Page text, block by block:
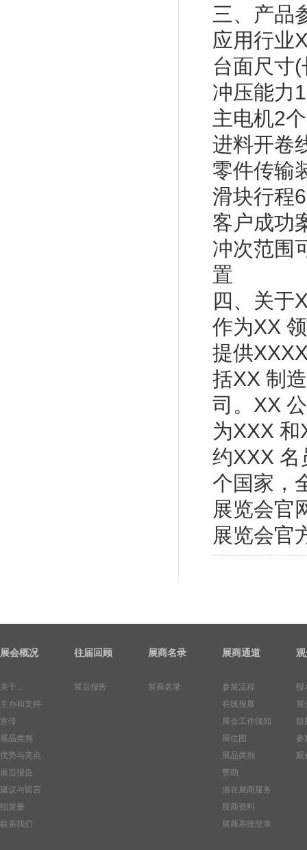
三、产品
应用行业
台面尺寸
冲压能力
主电机2
进料开卷
零件传输
滑块行程
客户成功
冲次范围
置
四、关于
作为XX
提供
括XX 制
司。XX
为XXX
约XXX 名
个国家，
展览会官
展览会官
展会概况
关于...
主办和支持
宣传
展品类别
优势与亮点
展后报告
建议与留言
招展册
联系我们
往届回顾
展后报告
展商名录
展商名录
展商通道
参展流程
在线报展
展会工作须知
展位图
展品类别
赞助
潜在展商服务
展商资料
展商系统登录
报
展
组
参
观